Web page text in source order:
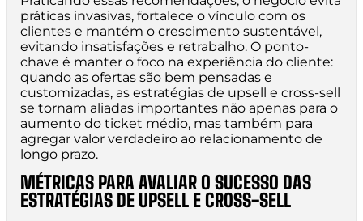
práticas invasivas, fortalece o vínculo com os
clientes e mantém o crescimento sustentável,
evitando insatisfações e retrabalho. O ponto-
chave é manter o foco na experiência do cliente:
quando as ofertas são bem pensadas e
customizadas, as estratégias de upsell e cross-sell
se tornam aliadas importantes não apenas para o
aumento do ticket médio, mas também para
agregar valor verdadeiro ao relacionamento de
longo prazo.
MÉTRICAS PARA AVALIAR O SUCESSO DAS
ESTRATÉGIAS DE UPSELL E CROSS-SELL